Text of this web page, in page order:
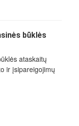
būklės
ataskaitų
ir įsipareigojimų